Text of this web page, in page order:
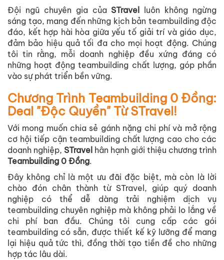
Đội ngũ chuyên gia của STravel
luôn không ngừng
sáng tạo, mang đến những kịch bản teambuilding độc
đáo, kết hợp hài hòa giữa yếu tố giải trí và giáo dục,
đảm bảo hiệu quả tối đa cho mọi hoạt động. Chúng
tôi tin rằng, mỗi doanh nghiệp đều xứng đáng có
những hoạt động teambuilding chất lượng, góp phần
vào sự phát triển bền vững.
Chương Trình Teambuilding 0 Đồng:
Deal "Độc Quyền" Từ STravel!
Với mong muốn chia sẻ gánh nặng chi phí và mở rộng
cơ hội tiếp cận teambuilding chất lượng cao cho các
doanh nghiệp, STravel hân hạnh giới thiệu chương trình
Teambuilding 0 Đồng.
Đây không chỉ là một ưu đãi đặc biệt, mà còn là lời
chào đón chân thành từ STravel, giúp quý doanh
nghiệp có thể dễ dàng trải nghiệm dịch vụ
teambuilding chuyên nghiệp mà không phải lo lắng về
chi phí ban đầu. Chúng tôi cung cấp các gói
teambuilding có sẵn, được thiết kế kỹ lưỡng để mang
lại hiệu quả tức thì, đồng thời tạo tiền đề cho những
hợp tác lâu dài.